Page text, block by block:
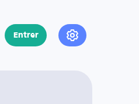
Entrer